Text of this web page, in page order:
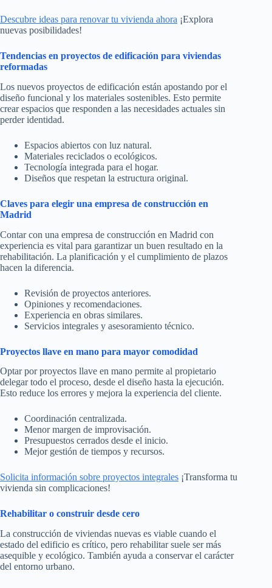
Descubre ideas para renovar tu vivienda ahora ¡Explora
nuevas posibilidades!
Tendencias en proyectos de edificación para viviendas
reformadas
Los nuevos proyectos de edificación están apostando por el
diseño funcional y los materiales sostenibles. Esto permite
crear espacios que responden a las necesidades actuales sin
perder identidad.
Espacios abiertos con luz natural.
Materiales reciclados o ecológicos.
Tecnología integrada para el hogar.
Diseños que respetan la estructura original.
Claves para elegir una empresa de construcción en
Madrid
Contar con una empresa de construcción en Madrid con
experiencia es vital para garantizar un buen resultado en la
rehabilitación. La planificación y el cumplimiento de plazos
hacen la diferencia.
Revisión de proyectos anteriores.
Opiniones y recomendaciones.
Experiencia en obras similares.
Servicios integrales y asesoramiento técnico.
Proyectos llave en mano para mayor comodidad
Optar por proyectos llave en mano permite al propietario
delegar todo el proceso, desde el diseño hasta la ejecución.
Esto reduce los errores y mejora la experiencia del cliente.
Coordinación centralizada.
Menor margen de improvisación.
Presupuestos cerrados desde el inicio.
Mejor gestión de tiempos y recursos.
Solicita información sobre proyectos integrales ¡Transforma tu
vivienda sin complicaciones!
Rehabilitar o construir desde cero
La construcción de viviendas nuevas es viable cuando el
estado del edificio es crítico, pero rehabilitar suele ser más
asequible y ecológico. También ayuda a conservar el carácter
del entorno urbano.